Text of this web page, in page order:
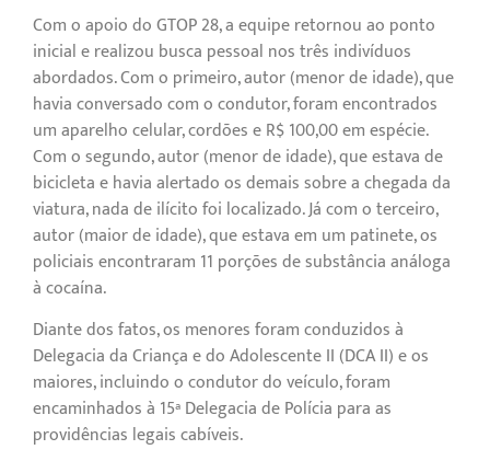
Com o apoio do GTOP 28, a equipe retornou ao ponto
inicial e realizou busca pessoal nos três indivíduos
abordados. Com o primeiro, autor (menor de idade), que
havia conversado com o condutor, foram encontrados
um aparelho celular, cordões e R$ 100,00 em espécie.
Com o segundo, autor (menor de idade), que estava de
bicicleta e havia alertado os demais sobre a chegada da
viatura, nada de ilícito foi localizado. Já com o terceiro,
autor (maior de idade), que estava em um patinete, os
policiais encontraram 11 porções de substância análoga
à cocaína.
Diante dos fatos, os menores foram conduzidos à
Delegacia da Criança e do Adolescente II (DCA II) e os
maiores, incluindo o condutor do veículo, foram
encaminhados à 15ª Delegacia de Polícia para as
providências legais cabíveis.